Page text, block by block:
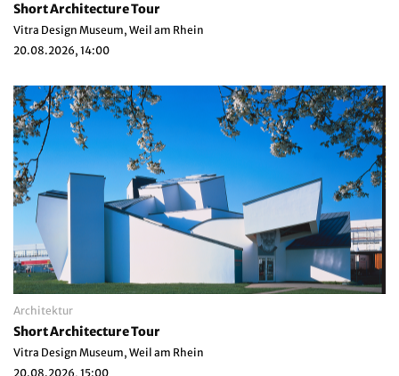
Short Architecture Tour
Vitra Design Museum, Weil am Rhein
20.08.2026, 14:00
Architektur
Short Architecture Tour
Vitra Design Museum, Weil am Rhein
20.08.2026, 15:00